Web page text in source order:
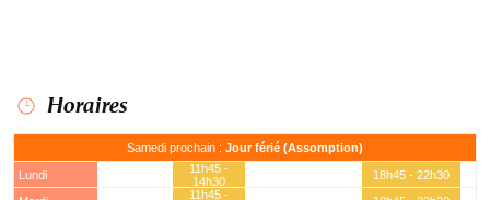
Horaires
Samedi prochain : Jour férié (Assomption)
Lundi
11h45 -
14h30
18h45 - 22h30
11h45 -